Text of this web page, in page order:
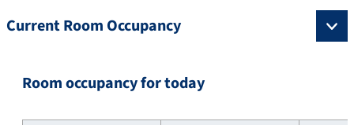
Current Room Occupancy
Room occupancy for today